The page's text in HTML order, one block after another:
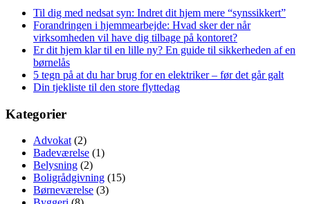
Til dig med nedsat syn: Indret dit hjem mere “synssikkert”
Forandringen i hjemmearbejde: Hvad sker der når
virksomheden vil have dig tilbage på kontoret?
Er dit hjem klar til en lille ny? En guide til sikkerheden af en
børnelås
5 tegn på at du har brug for en elektriker – før det går galt
Din tjekliste til den store flyttedag
Kategorier
Advokat (2)
Badeværelse (1)
Belysning (2)
Boligrådgivning (15)
Børneværelse (3)